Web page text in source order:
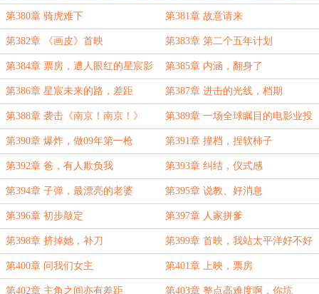
术封锁
第380章 骑虎难下 第381章 故意请来
第382章 《画皮》首映 第383章 第二个五年计划
第384章 票房，遭人眼红的星宸影
业
第385章 内涵，翻身了
第386章 星宸未来的路，差距 第387章 进击的光线，档期
第388章 袭击《南京！南京！》 第389章 一场全球瞩目的电影业投
资奇迹
第390章 爆炸，做09年第一枪 第391章 撞档，捏软柿子
第392章 爸，有人欺负我 第393章 纠结，仪式感
第394章 子弹，最漂亮的老婆 第395章 说教、好消息
第396章 初步敲定 第397章 人家拼爹
第398章 挤掉她，补刀 第399章 首映，我站太平洋好不好
第400章 问我们女主 第401章 上映，票房
第402章 主角之间亦有差距 第403章 整点高难度啊，你坑